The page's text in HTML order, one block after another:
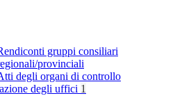
gruppi consiliari
provinciali
degli organi di controllo
degli uffici 1